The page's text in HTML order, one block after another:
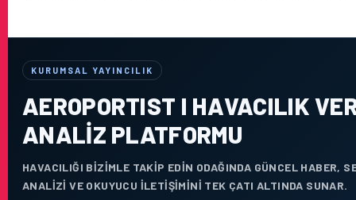
KURUMSAL YAYINCILIK
AEROPORTIST I HAVACILIK
ANALIZ PLATFORMU
HAVACILIĞI BIZIMLE TAKIP EDIN ODAĞINDA GÜNCEL HABER,
ANALIZI VE OKUYUCU ILETIŞIMINI TEK ÇATI ALTINDA SUNAR.